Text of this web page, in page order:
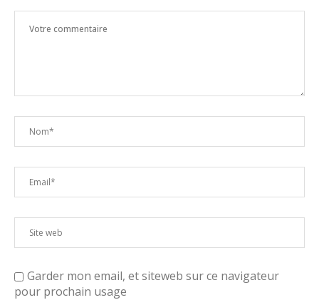
Garder mon email, et siteweb sur ce navigateur
pour prochain usage